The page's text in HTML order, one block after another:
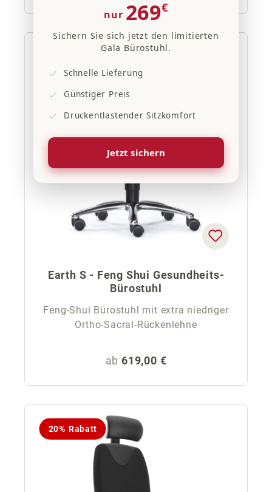
nur 269€
Sichern Sie sich jetzt den limitierten
Gala Bürostuhl.
Schnelle Lieferung
Günstiger Preis
Druckentlastender Sitzkomfort
Jetzt sichern
Earth S - Feng Shui Gesundheits-
Bürostuhl
Feng-Shui Bürostuhl mit extra niedriger
Ortho-Sacral-Rückenlehne
Regulärer Preis:
ab 619,00 €
20% Rabatt